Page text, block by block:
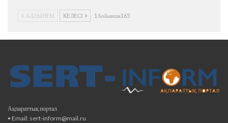
АЛДЫҢҒЫ КЕЛЕСІ 1 бойынша165
Ақпараттық портал
• Email: sert-inform@mail.ru